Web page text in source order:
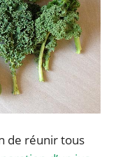
de réunir tous